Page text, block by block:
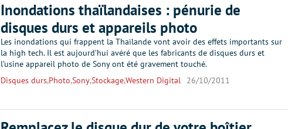
Inondations thaïlandaises : pénurie de
disques durs et appareils photo
Les inondations qui frappent la Thaïlande vont avoir des effets importants sur
la high tech. Il est aujourd’hui avéré que les fabricants de disques durs et
l’usine appareil photo de Sony ont été gravement touché.
Disques durs,Photo,Sony,Stockage,Western Digital 26/10/2011